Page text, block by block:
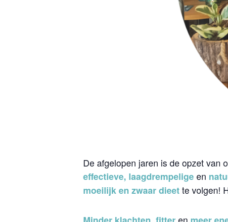
De afgelopen jaren is de opzet van
effectieve, laagdrempeligeen
moeilijk en zwaar dieette volgen!